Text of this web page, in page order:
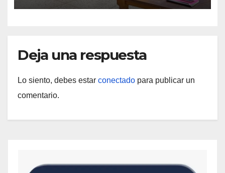
Deja una respuesta
Lo siento, debes estar conectado para publicar un
comentario.